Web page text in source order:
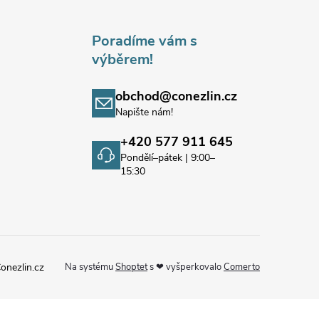
Poradíme vám s
výběrem!
obchod@conezlin.cz
Napište nám!
+420 577 911 645
Pondělí–pátek | 9:00–
15:30
Na systémuShoptets ❤ vyšperkovaloComerto